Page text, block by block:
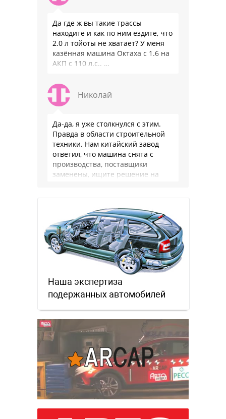
Да где ж вы такие трассы
находите и как по ним ездите, что
2.0 л тойоты не хватает? У меня
казённая машина Октаха с 1.6 на
АКП с 110 л.с.. …
Николай
Да-да, я уже столкнулся с этим.
Правда в области строительной
техники. Нам китайский завод
ответил, что машина снята с
производства, поставщики
заменены, ищите решение на
Наша экспертиза
подержанных автомобилей